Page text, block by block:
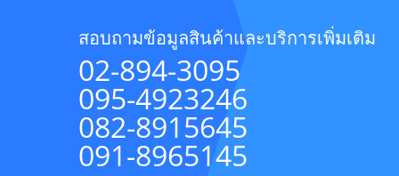
สอบถามข้อมูลสินค้าและบริการเพิ่มเติม
02-894-3095
095-4923246
082-8915645
091-8965145